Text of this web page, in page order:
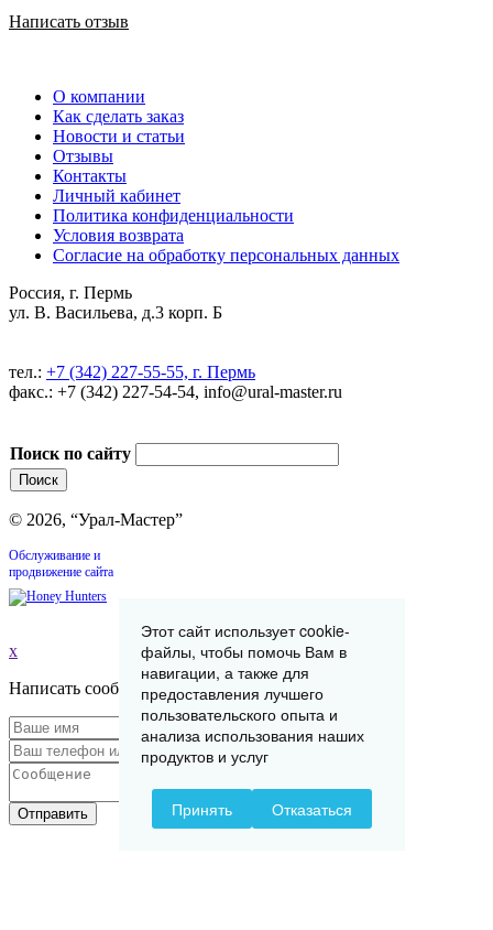
Написать отзыв
О компании
Как сделать заказ
Новости и статьи
Отзывы
Контакты
Личный кабинет
Политика конфиденциальности
Условия возврата
Согласие на обработку персональных данных
Россия, г. Пермь
ул. В. Васильева, д.3 корп. Б
тел.: +7 (342) 227-55-55, г. Пермь
факс.: +7 (342) 227-54-54, info@ural-master.ru
Поиск по сайту
© 2026, “Урал-Мастер”
Обслуживание и
продвижение сайта
x
Написать сообщение
Отправить
Этот сайт использует cookie-
файлы, чтобы помочь Вам в
навигации, а также для
предоставления лучшего
пользовательского опыта и
анализа использования наших
продуктов и услуг
Принять Отказаться